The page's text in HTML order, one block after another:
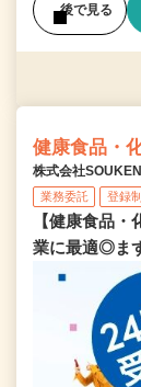
後で見る
健康食品・
株式会社SOUKEN
業務委託 登録制
【健康食品
業に最適◎ま